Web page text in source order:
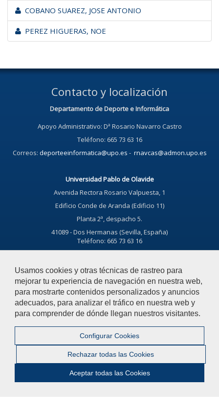
Usamos cookies y otras técnicas de rastreo para
mejorar tu experiencia de navegación en nuestra web,
para mostrarte contenidos personalizados y anuncios
adecuados, para analizar el tráfico en nuestra web y
para comprender de dónde llegan nuestros visitantes.
Configurar Cookies
Rechazar todas las Cookies
Aceptar todas las Cookies
COBANO SUAREZ, JOSE ANTONIO
PEREZ HIGUERAS, NOE
Contacto y localización
Departamento de Deporte e Informática
Apoyo Administrativo: Dª Rosario Navarro Castro
Teléfono: 665 73 63 16
Correos: deporteeinformatica@upo.es - rnavcas@admon.upo.es
Universidad Pablo de Olavide
Avenida Rectora Rosario Valpuesta, 1
Edificio Conde de Aranda (Edificio 11)
Planta 2ª, despacho 5.
41089 - Dos Hermanas (Sevilla, España)
Teléfono: 665 73 63 16
Ayúdanos a mejorar
El acceso al buzón exclusivamente se hará en caso de querer
plantear cuestiones que se puedan calificar como una incidencia,
reclamación o sugerencia.
© 2021 Universidad Pablo de Olavide - Departamento de Deporte e
Informática